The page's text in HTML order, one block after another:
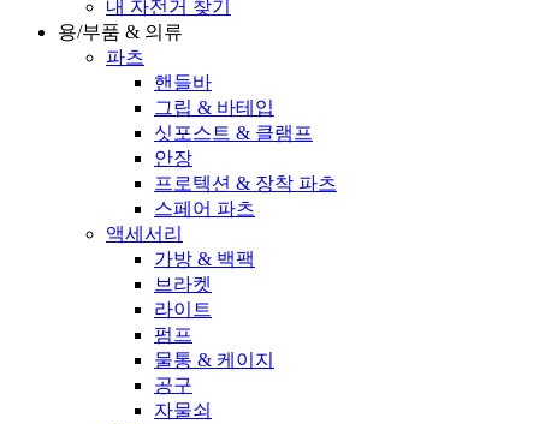
내 자전거 찾기
용/부품 & 의류
파츠
핸들바
그립 & 바테입
싯포스트 & 클램프
안장
프로텍션 & 장착 파츠
스페어 파츠
액세서리
가방 & 백팩
브라켓
라이트
펌프
물통 & 케이지
공구
자물쇠